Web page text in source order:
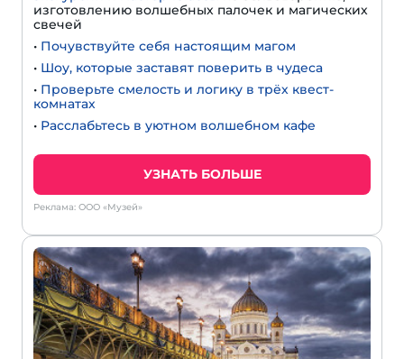
изготовлению волшебных палочек и магических
свечей
• Почувствуйте себя настоящим магом
• Шоу, которые заставят поверить в чудеса
• Проверьте смелость и логику в трёх квест-
комнатах
• Расслабьтесь в уютном волшебном кафе
УЗНАТЬ БОЛЬШЕ
Реклама: ООО «Музей»